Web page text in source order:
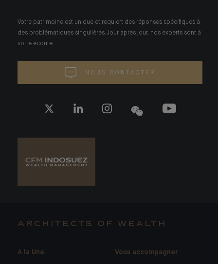
Votre patrimoine est unique et requiert des réponses spécifiques à
des problématiques singulières. Jour après jour, nos experts sont à
votre écoute.
NOUS CONTACTER
ARCHITECTS OF WEALTH
A la Une Vous accompagner